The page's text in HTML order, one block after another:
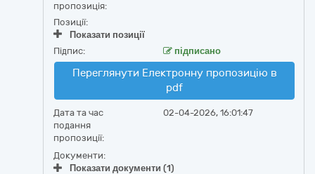
пропозиція:
Позиції:
Показати позиції
Підпис:
підписано
Переглянути Електронну пропозицію в
pdf
Дата та час
подання
пропозиції:
02-04-2026, 16:01:47
Документи:
Показати документи (1)